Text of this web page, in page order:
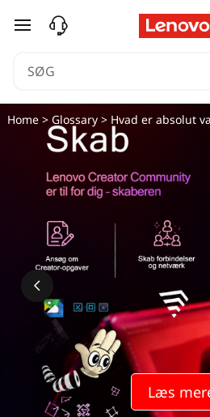
spring til hovedindhold
Læs
Home> Glossary> Hvad er absolut